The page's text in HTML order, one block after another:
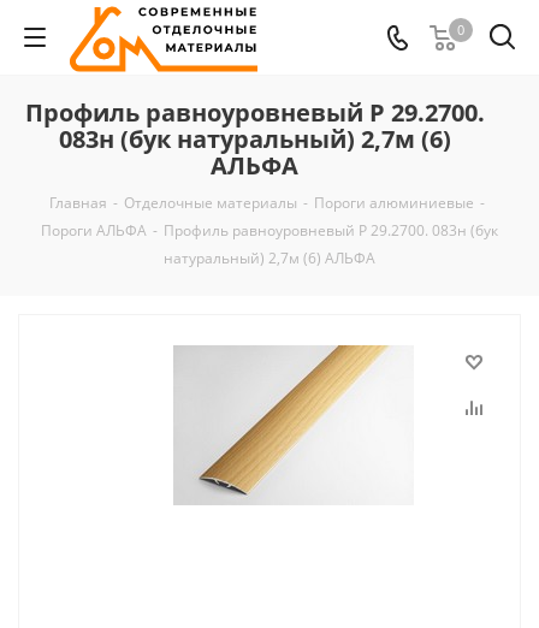
0
Профиль равноуровневый Р 29.2700.
083н (бук натуральный) 2,7м (6)
АЛЬФА
Главная - Отделочные материалы - Пороги алюминиевые -
Пороги АЛЬФА - Профиль равноуровневый Р 29.2700. 083н (бук
натуральный) 2,7м (6) АЛЬФА